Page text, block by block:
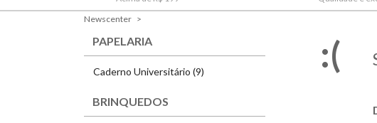
Newscenter
PAPELARIA
Caderno Universitário (9)
BRINQUEDOS
:(